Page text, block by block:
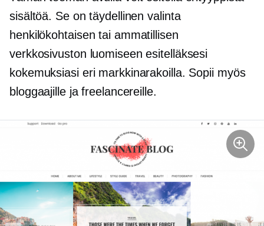
sisältöä. Se on täydellinen valinta
henkilökohtaisen tai ammatillisen
verkkosivuston luomiseen esitelläksesi
kokemuksiasi eri markkinarakoilla. Sopii myös
bloggaajille ja freelancereille.